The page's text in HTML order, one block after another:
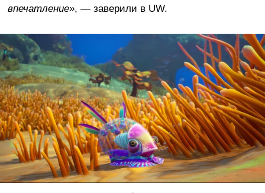
впечатление», — заверили в UW.